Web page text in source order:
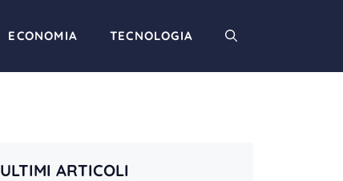
ECONOMIA TECNOLOGIA
ULTIMI ARTICOLI